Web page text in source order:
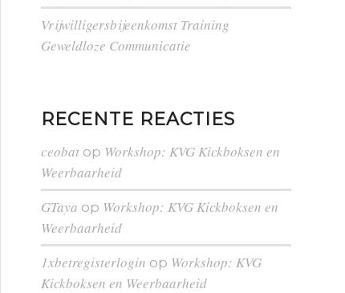
Vrijwilligersbijeenkomst Training
Geweldloze Communicatie
RECENTE REACTIES
ceobat op Workshop: KVG Kickboksen en
Weerbaarheid
GTaya op Workshop: KVG Kickboksen en
Weerbaarheid
1xbetregisterlogin op Workshop: KVG
Kickboksen en Weerbaarheid